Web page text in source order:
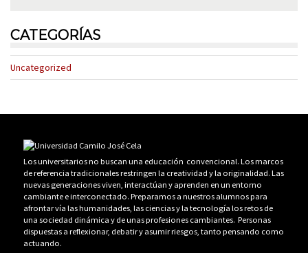
CATEGORÍAS
Uncategorized
Los universitarios no buscan una educación convencional. Los marcos
de referencia tradicionales restringen la creatividad y la originalidad. Las
nuevas generaciones viven, interactúan y aprenden en un entorno
cambiante e interconectado. Preparamos a nuestros alumnos para
afrontar vía las humanidades, las ciencias y la tecnología los retos de
una sociedad dinámica y de unas profesiones cambiantes. Personas
dispuestas a reflexionar, debatir y asumir riesgos, tanto pensando como
actuando.